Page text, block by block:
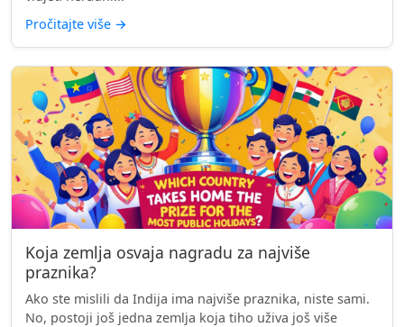
Pročitajte više →
Koja zemlja osvaja nagradu za najviše
praznika?
Ako ste mislili da Indija ima najviše praznika, niste sami.
No, postoji još jedna zemlja koja tiho uživa još više